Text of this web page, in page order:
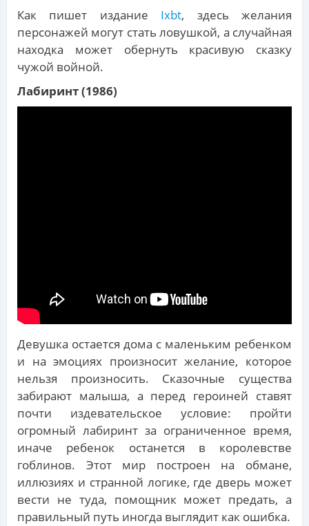
Как пишет издание Ixbt, здесь желания
персонажей могут стать ловушкой, а случайная
находка может обернуть красивую сказку
чужой войной.
Лабиринт (1986)
Девушка остается дома с маленьким ребенком
и на эмоциях произносит желание, которое
нельзя произносить. Сказочные существа
забирают малыша, а перед героиней ставят
почти издевательское условие: пройти
огромный лабиринт за ограниченное время,
иначе ребенок останется в королевстве
гоблинов. Этот мир построен на обмане,
иллюзиях и странной логике, где дверь может
вести не туда, помощник может предать, а
правильный путь иногда выглядит как ошибка.